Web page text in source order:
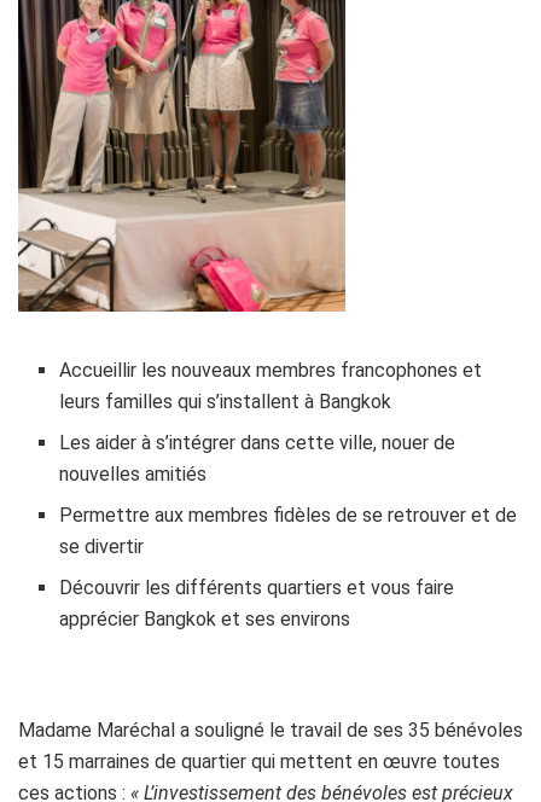
Accueillir les nouveaux membres francophones et
leurs familles qui s’installent à Bangkok
Les aider à s’intégrer dans cette ville, nouer de
nouvelles amitiés
Permettre aux membres fidèles de se retrouver et de
se divertir
Découvrir les différents quartiers et vous faire
apprécier Bangkok et ses environs
Madame Maréchal a souligné le travail de ses 35 bénévoles
et 15 marraines de quartier qui mettent en œuvre toutes
ces actions : « L’investissement des bénévoles est précieux